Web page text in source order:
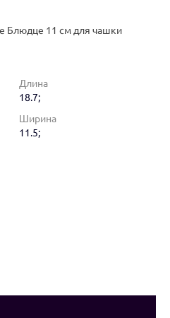
Блюдце 11 см для чашки
Длина
18.7;
Ширина
11.5;